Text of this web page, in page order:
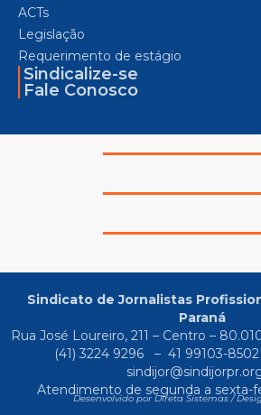
ACTs
Legislação
Requerimento de estágio
Sindicalize-se
Fale Conosco
Sindicato de Jornalistas
Paraná
Rua José Loureiro, 211 – Centro –
(41) 3224 9296
– 41 99103-8502
Atendimento de segunda a sexta-
Desenvolvido por Direta Sistemas /